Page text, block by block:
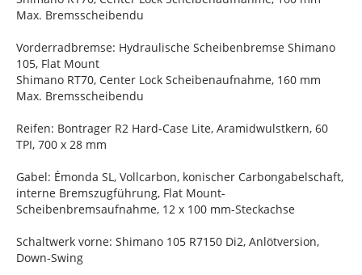
Max. Bremsscheibendu
Vorderradbremse: Hydraulische Scheibenbremse Shimano
105, Flat Mount
Shimano RT70, Center Lock Scheibenaufnahme, 160 mm
Max. Bremsscheibendu
Reifen: Bontrager R2 Hard-Case Lite, Aramidwulstkern, 60
TPI, 700 x 28 mm
Gabel: Émonda SL, Vollcarbon, konischer Carbongabelschaft,
interne Bremszugführung, Flat Mount-
Scheibenbremsaufnahme, 12 x 100 mm-Steckachse
Schaltwerk vorne: Shimano 105 R7150 Di2, Anlötversion,
Down-Swing